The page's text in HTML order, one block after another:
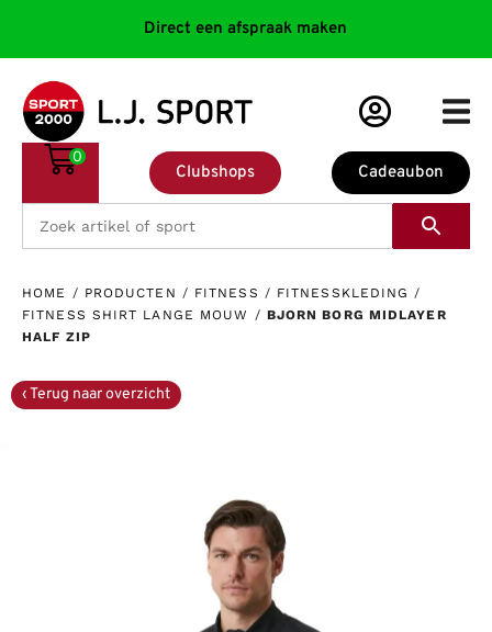
Direct een afspraak maken
Cadeaubon
Clubshops
0
HOME / PRODUCTEN / FITNESS / FITNESSKLEDING /
FITNESS SHIRT LANGE MOUW / BJORN BORG MIDLAYER
HALF ZIP